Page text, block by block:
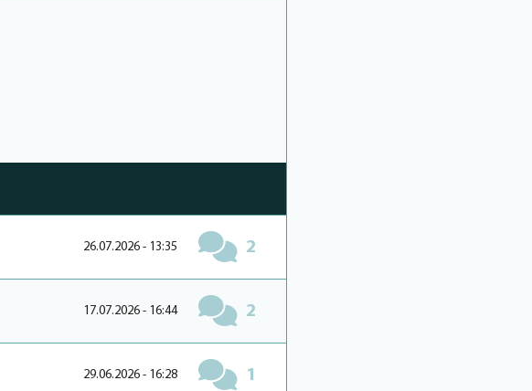
26.07.2026 - 13:35 2
17.07.2026 - 16:44 2
29.06.2026 - 16:28 1